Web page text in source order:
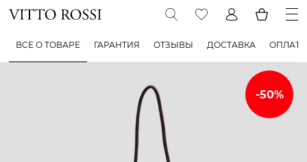
ВСЕ О ТОВАРЕ ГАРАНТИЯ ОТЗЫВЫ ДОСТАВКА ОПЛАТА